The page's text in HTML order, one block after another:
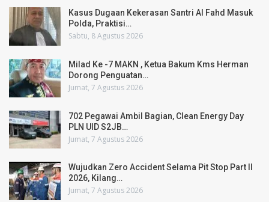
Kasus Dugaan Kekerasan Santri Al Fahd Masuk
Polda, Praktisi…
Sabtu, 8 Agustus 2026
Milad Ke -7 MAKN , Ketua Bakum Kms Herman
Dorong Penguatan…
Jumat, 7 Agustus 2026
702 Pegawai Ambil Bagian, Clean Energy Day
PLN UID S2JB…
Jumat, 7 Agustus 2026
Wujudkan Zero Accident Selama Pit Stop Part II
2026, Kilang…
Jumat, 7 Agustus 2026